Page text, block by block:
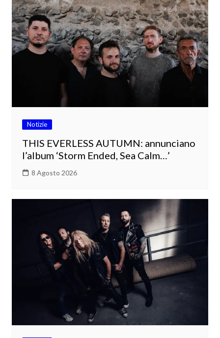
Notizie
THIS EVERLESS AUTUMN: annunciano
l’album ‘Storm Ended, Sea Calm…’
8 Agosto 2026